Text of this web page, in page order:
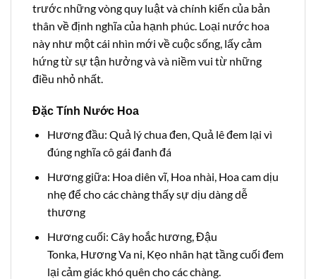
trước những vòng quy luật và chính kiến của bản
thân về định nghĩa của hạnh phúc. Loại nước hoa
này như một cái nhìn mới về cuộc sống, lấy cảm
hứng từ sự tận hưởng và và niềm vui từ những
điều nhỏ nhất.
Đặc Tính Nước Hoa
Hương đầu: Quả lý chua đen, Quả lê đem lại vì
đúng nghĩa cô gái đanh đá
Hương giữa: Hoa diên vĩ, Hoa nhài, Hoa cam dịu
nhẹ để cho các chàng thấy sự dịu dàng dễ
thương
Hương cuối: Cây hoắc hương, Đậu
Tonka, Hương Va ni, Kẹo nhân hạt tầng cuối đem
lại cảm giác khó quên cho các chàng.